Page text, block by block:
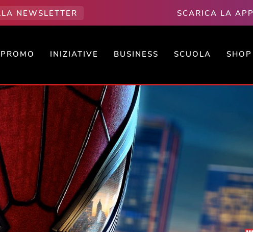
NEWSLETTER SCARICA LA APP
INIZIATIVE BUSINESS SCUOLA SHOP